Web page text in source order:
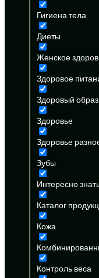
Гигиена тела
Диеты
Женское
Здоровое
Здоровый
Здоровье
Здоровье
Зубы
Интересно
Каталог
Кожа
Контроль веса